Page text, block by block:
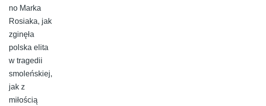
no Marka
Rosiaka, jak
zginęła
polska elita
w tragedii
smoleńskiej,
jak z
miłością